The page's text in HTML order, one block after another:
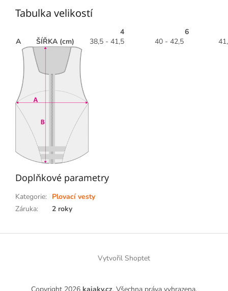
Tabulka velikostí
4
6
A
ŠÍŘKA (cm) 38,5 - 41,5 40 - 42,5
Doplňkové parametry
Kategorie: Plovací vesty
Záruka: 2 roky
Z
Vytvořil Shoptet
Copyright 2026 kajaky.cz. Všechna práva vyhrazena.